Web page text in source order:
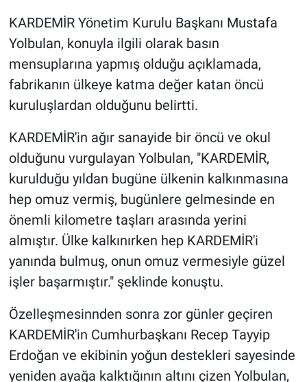
KARDEMİR Yönetim Kurulu Başkanı Mustafa
Yolbulan, konuyla ilgili olarak basın
mensuplarına yapmış olduğu açıklamada,
fabrikanın ülkeye katma değer katan öncü
kuruluşlardan olduğunu belirtti.
KARDEMİR'in ağır sanayide bir öncü ve okul
olduğunu vurgulayan Yolbulan, "KARDEMİR,
kurulduğu yıldan bugüne ülkenin kalkınmasına
hep omuz vermiş, bugünlere gelmesinde en
önemli kilometre taşları arasında yerini
almıştır. Ülke kalkınırken hep KARDEMİR'i
yanında bulmuş, onun omuz vermesiyle güzel
işler başarmıştır." şeklinde konuştu.
Özelleşmesinnden sonra zor günler geçiren
KARDEMİR'in Cumhurbaşkanı Recep Tayyip
Erdoğan ve ekibinin yoğun destekleri sayesinde
yeniden ayağa kalktığının altını çizen Yolbulan,